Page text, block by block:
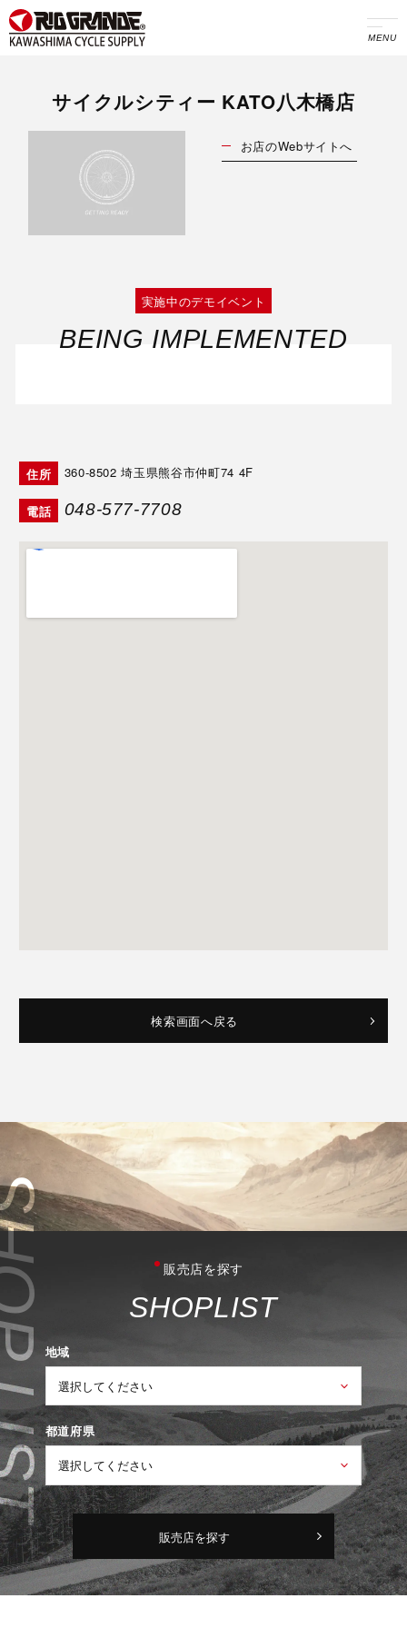
MENU
サイクルシティー KATO八木橋店
お店のWebサイトへ
実施中のデモイベント
BEING IMPLEMENTED
住所 360-8502埼玉県熊谷市仲町74 4F
電話 048-577-7708
検索画面へ戻る
販売店を探す
SHOPLIST
地域
都道府県
販売店を探す